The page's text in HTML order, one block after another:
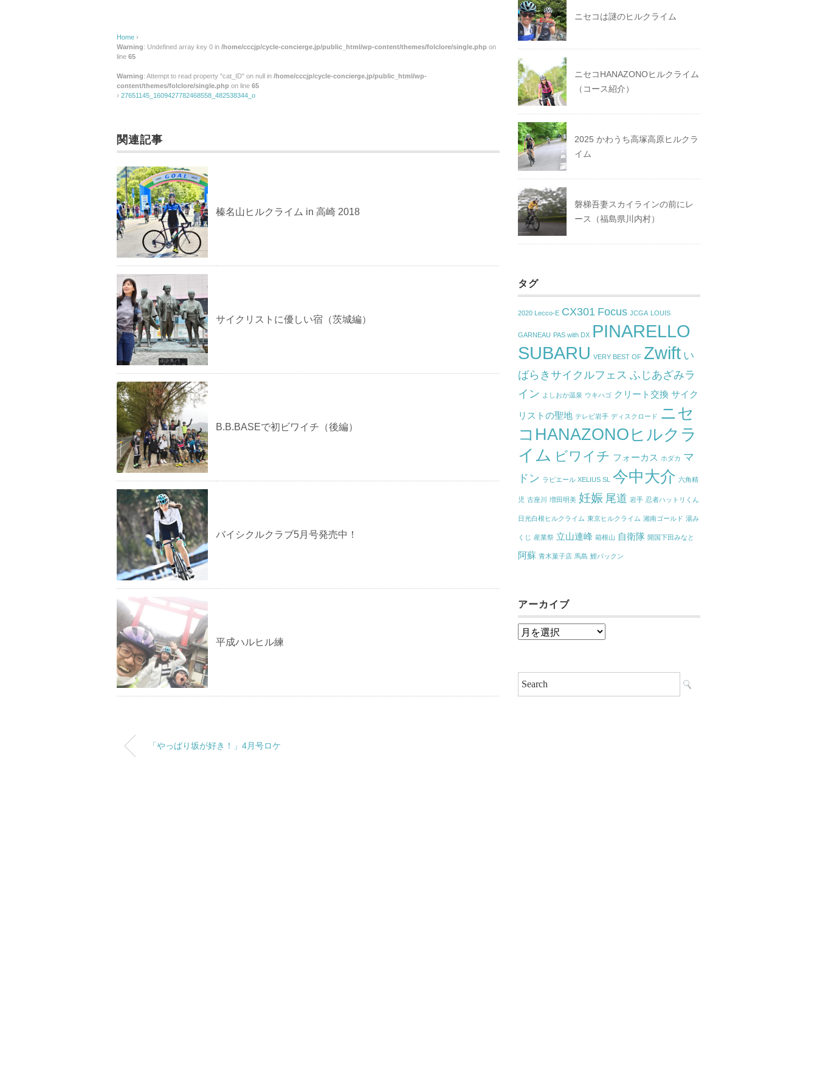
Home ›
Warning: Undefined array key 0 in /home/cccjp/cycle-concierge.jp/public_html/wp-content/themes/folclore/single.php on
line 65
Warning: Attempt to read property "cat_ID" on null in /home/cccjp/cycle-concierge.jp/public_html/wp-
content/themes/folclore/single.php on line 65
› 27651145_1609427782468558_482538344_o
関連記事
榛名山ヒルクライム in 高崎 2018
サイクリストに優しい宿（茨城編）
B.B.BASEで初ビワイチ（後編）
バイシクルクラブ5月号発売中！
平成ハルヒル練
「やっぱり坂が好き！」4月号ロケ
ニセコは謎のヒルクライム
ニセコHANAZONOヒルクライム
（コース紹介）
2025 かわうち高塚高原ヒルクラ
イム
磐梯吾妻スカイラインの前にレ
ース（福島県川内村）
タグ
2020 Lecco-E CX301 Focus JCGA LOUIS
GARNEAU PAS with DX PINARELLO
SUBARU VERY BEST OF Zwift い
ばらきサイクルフェス ふじあざみラ
イン よしおか温泉 ウキハゴ クリート交換 サイク
リストの聖地 テレビ岩手 ディスクロード ニセ
コHANAZONOヒルクラ
イム ビワイチ フォーカス ホダカ マ
ドン ラピエール XELIUS SL 今中大介 六角精
児 古座川 増田明美 妊娠 尾道 岩手 忍者ハットリくん
日光白根ヒルクライム 東京ヒルクライム 湘南ゴールド 湯み
くじ 産業祭 立山連峰 箱根山 自衛隊 開国下田みなと
阿蘇 青木菓子店 馬島 鯉パックン
アーカイブ
ア
イ